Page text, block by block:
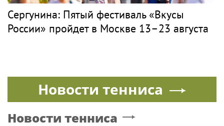
Сергунина: Пятый фестиваль «Вкусы
России» пройдет в Москве 13–23 августа
Новости тенниса
Новости тенниса